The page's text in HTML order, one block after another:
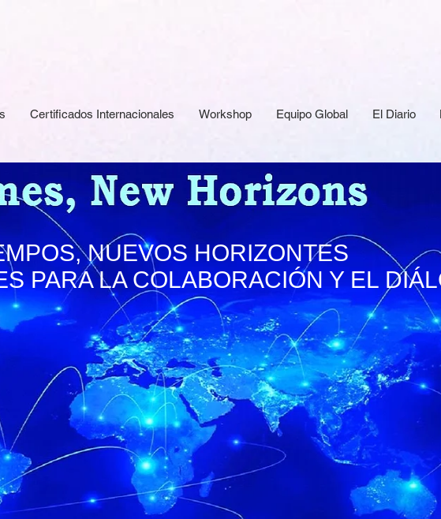
Certificados Internacionales Workshop Equipo Global El Diario
NUEVOS HORIZONTES
PARA LA COLABORACIÓN Y EL